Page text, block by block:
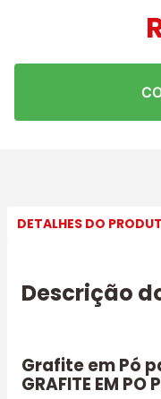
DETALHES DO
Descrição
Grafite em Pó
GRAFITE EM PO